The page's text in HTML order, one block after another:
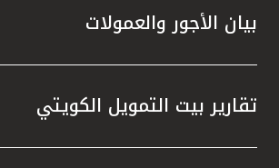
بيان الأجور والعمولات
تقارير بيت التمويل الكويتي